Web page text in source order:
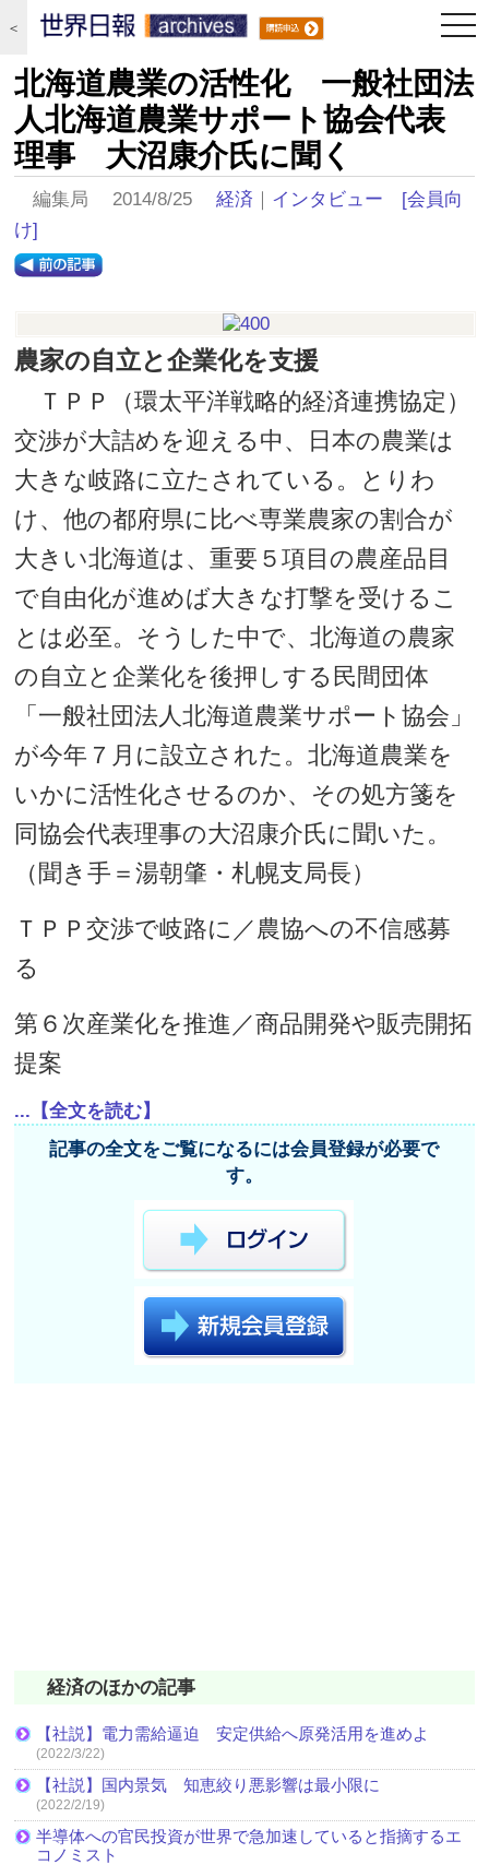
＜
北海道農業の活性化 一般社団法
人北海道農業サポート協会代表
理事 大沼康介氏に聞く
編集局 2014/8/25経済 ｜ インタビュー
[会員向
け]
農家の自立と企業化を支援
ＴＰＰ（環太平洋戦略的経済連携協定）
交渉が大詰めを迎える中、日本の農業は
大きな岐路に立たされている。とりわ
け、他の都府県に比べ専業農家の割合が
大きい北海道は、重要５項目の農産品目
で自由化が進めば大きな打撃を受けるこ
とは必至。そうした中で、北海道の農家
の自立と企業化を後押しする民間団体
「一般社団法人北海道農業サポート協会」
が今年７月に設立された。北海道農業を
いかに活性化させるのか、その処方箋を
同協会代表理事の大沼康介氏に聞いた。
（聞き手＝湯朝肇・札幌支局長）
ＴＰＰ交渉で岐路に／農協への不信感募
る
第６次産業化を推進／商品開発や販売開拓
提案
...【全文を読む】
記事の全文をご覧になるには会員登録が必要で
す。
経済のほかの記事
【社説】電力需給逼迫 安定供給へ原発活用を進めよ
(2022/3/22)
【社説】国内景気 知恵絞り悪影響は最小限に
(2022/2/19)
半導体への官民投資が世界で急加速していると指摘するエ
コノミスト